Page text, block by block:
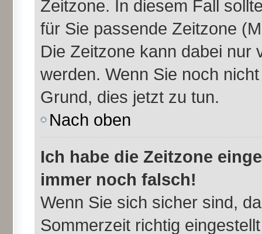
Zeitzone. In diesem Fall
für Sie passende Zeitzone
Die Zeitzone kann dabei nur
werden. Wenn Sie noch
Grund, dies jetzt zu tun.
Nach oben
Ich habe die Zeitzone
immer noch falsch!
Wenn Sie sich sicher sind,
Sommerzeit richtig